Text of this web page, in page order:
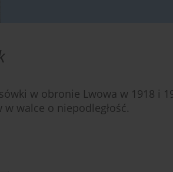
w obronie Lwowa w 1918 i
walce o niepodległość.